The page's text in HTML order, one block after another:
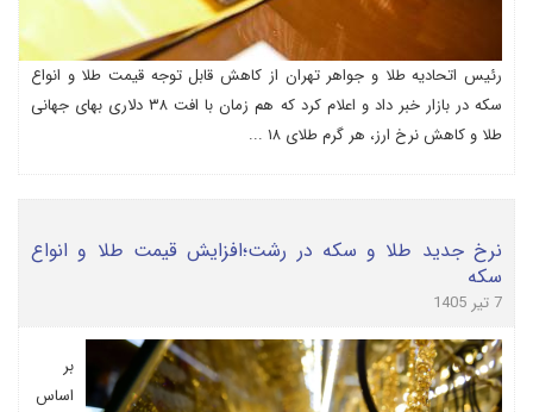
رئیس اتحادیه طلا و جواهر تهران از کاهش قابل توجه قیمت طلا و انواع
سکه در بازار خبر داد و اعلام کرد که هم زمان با افت ۳۸ دلاری بهای جهانی
طلا و کاهش نرخ ارز، هر گرم طلای ۱۸ ...
نرخ جدید طلا و سکه در رشت؛افزایش قیمت طلا و انواع
سکه
7 تیر 1405
بر
اساس